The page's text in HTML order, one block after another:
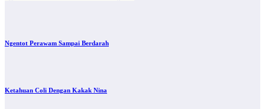
Ngentot Perawam Sampai Berdarah
Ketahuan Coli Dengan Kakak Nina